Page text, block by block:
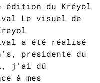
édition du Kréyol
Le visuel de
a été réalisé
présidente du
j’ai dû
à mes